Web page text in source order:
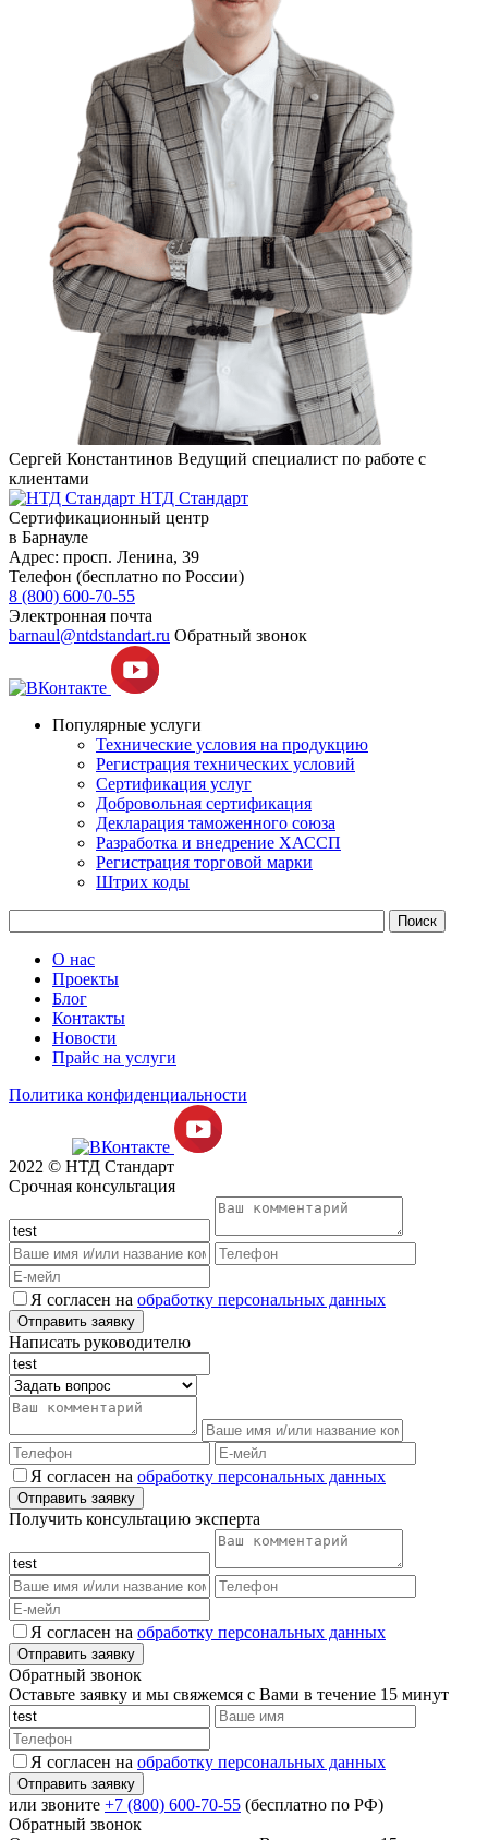
Сергей Константинов Ведущий специалист по работе с
клиентами
НТД Стандарт
Сертификационный центр
в Барнауле
Адрес: просп. Ленина, 39
Телефон (бесплатно по России)
8 (800) 600-70-55
Электронная почта
barnaul@ntdstandart.ru Обратный звонок
Популярные услуги
Технические условия на продукцию
Регистрация технических условий
Сертификация услуг
Добровольная сертификация
Декларация таможенного союза
Разработка и внедрение ХАССП
Регистрация торговой марки
Штрих коды
О нас
Проекты
Блог
Контакты
Новости
Прайс на услуги
Политика конфиденциальности
2022 © НТД Стандарт
Срочная консультация
Я согласен на обработку персональных данных
Написать руководителю
Я согласен на обработку персональных данных
Получить консультацию эксперта
Я согласен на обработку персональных данных
Обратный звонок
Оставьте заявку и мы свяжемся с Вами в течение 15 минут
Я согласен на обработку персональных данных
или звоните +7 (800) 600-70-55 (бесплатно по РФ)
Обратный звонок